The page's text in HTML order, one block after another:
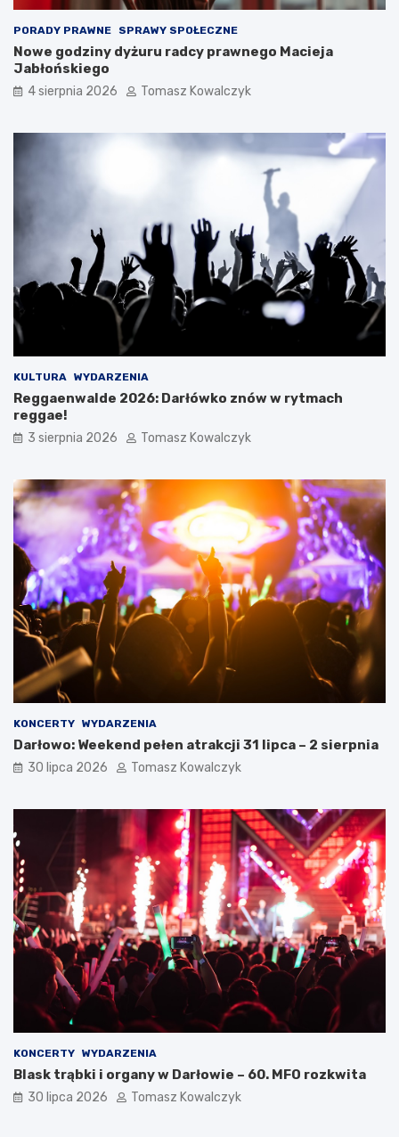
PORADY PRAWNE SPRAWY SPOŁECZNE
Nowe godziny dyżuru radcy prawnego Macieja
Jabłońskiego
4 sierpnia 2026 Tomasz Kowalczyk
KULTURA WYDARZENIA
Reggaenwalde 2026: Darłówko znów w rytmach
reggae!
3 sierpnia 2026 Tomasz Kowalczyk
KONCERTY WYDARZENIA
Darłowo: Weekend pełen atrakcji 31 lipca – 2 sierpnia
30 lipca 2026 Tomasz Kowalczyk
KONCERTY WYDARZENIA
Blask trąbki i organy w Darłowie – 60. MFO rozkwita
30 lipca 2026 Tomasz Kowalczyk